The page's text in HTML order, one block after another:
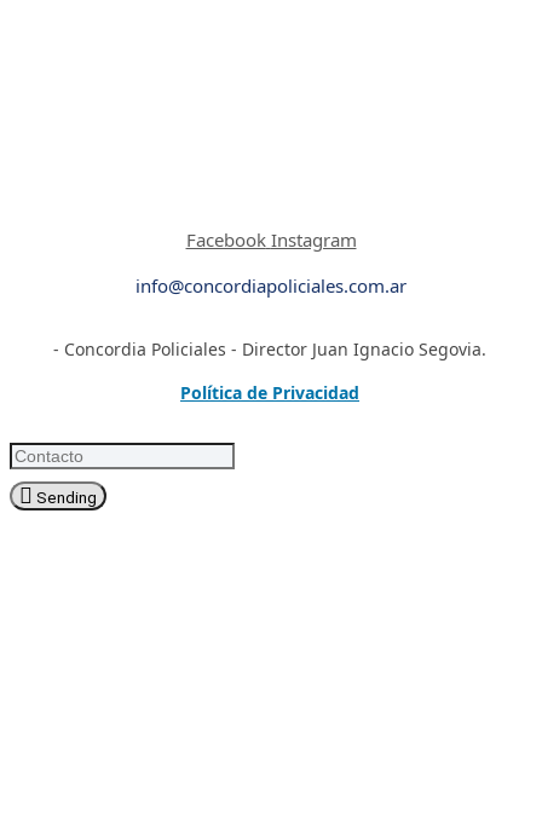
Facebook Instagram
info@concordiapoliciales.com.ar
- Concordia Policiales - Director Juan Ignacio Segovia.
Política de Privacidad
Sending